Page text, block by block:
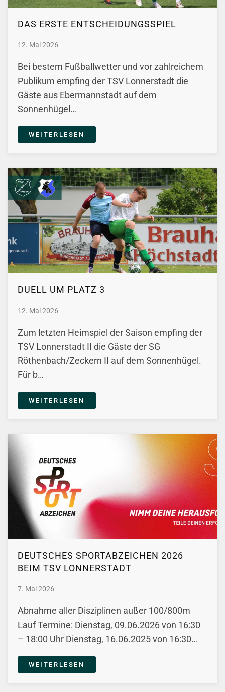
DAS ERSTE ENTSCHEIDUNGSSPIEL
12. Mai 2026
Bei bestem Fußballwetter und vor zahlreichem
Publikum empfing der TSV Lonnerstadt die
Gäste aus Ebermannstadt auf dem
Sonnenhügel…
WEITERLESEN
DUELL UM PLATZ 3
12. Mai 2026
Zum letzten Heimspiel der Saison empfing der
TSV Lonnerstadt II die Gäste der SG
Röthenbach/Zeckern II auf dem Sonnenhügel.
Für b…
WEITERLESEN
DEUTSCHES SPORTABZEICHEN 2026
BEIM TSV LONNERSTADT
7. Mai 2026
Abnahme aller Disziplinen außer 100/800m
Lauf Termine: Dienstag, 09.06.2026 von 16:30
– 18:00 Uhr Dienstag, 16.06.2025 von 16:30…
WEITERLESEN